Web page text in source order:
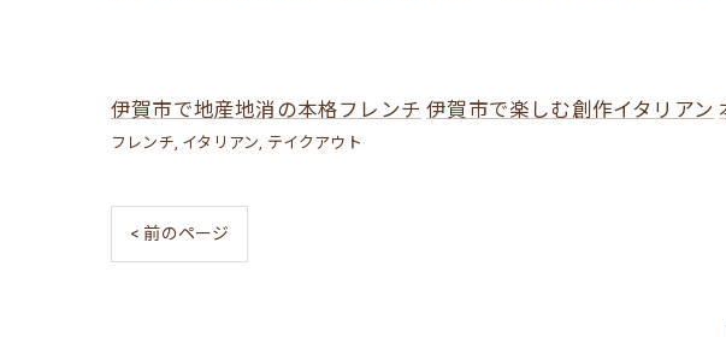
伊賀市で地産地消の本格フレンチ 伊賀市で楽しむ創作イタリアン
フレンチ イタリアン テイクアウト
< 前のページ